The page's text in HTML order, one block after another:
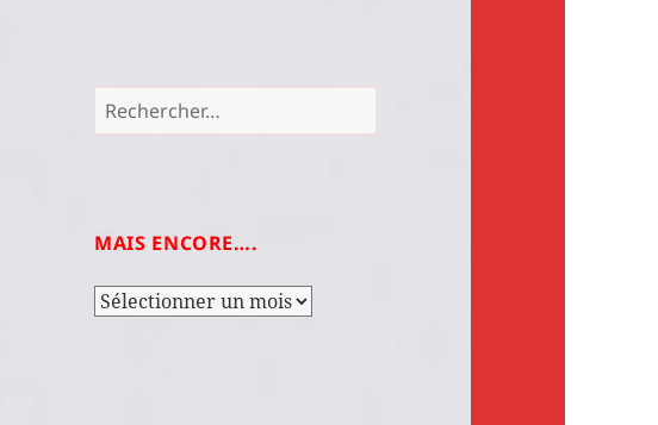
Rechercher :
MAIS ENCORE….
Mais